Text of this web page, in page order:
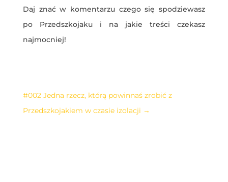
Daj znać w komentarzu czego się spodziewasz
po Przedszkojaku i na jakie treści czekasz
najmocniej!
#002 Jedna rzecz, którą powinnaś zrobić z
Przedszkojakiem w czasie izolacji →